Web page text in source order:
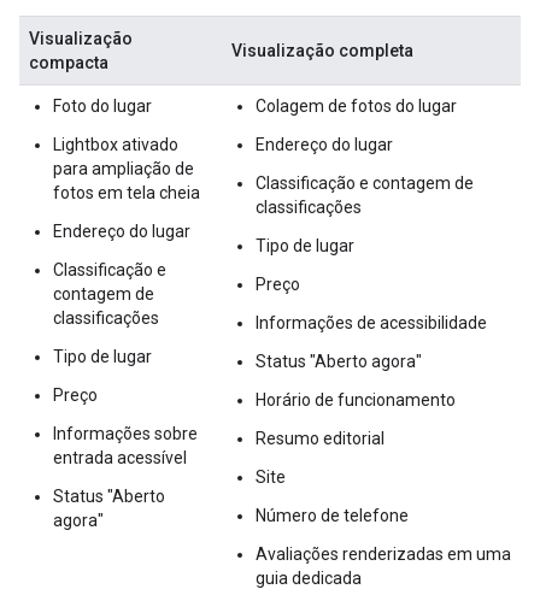
Visualização
compacta
Visualização completa
Foto do lugar
Lightbox ativado
para ampliação de
fotos em tela cheia
Endereço do lugar
Classificação e
contagem de
classificações
Tipo de lugar
Preço
Informações sobre
entrada acessível
Status "Aberto
agora"
Colagem de fotos do lugar
Endereço do lugar
Classificação e contagem de
classificações
Tipo de lugar
Preço
Informações de acessibilidade
Status "Aberto agora"
Horário de funcionamento
Resumo editorial
Site
Número de telefone
Avaliações renderizadas em uma
guia dedicada